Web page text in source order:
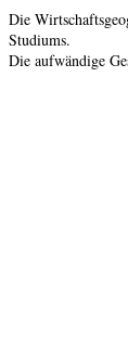
Die
Studiums.
Die aufwändige